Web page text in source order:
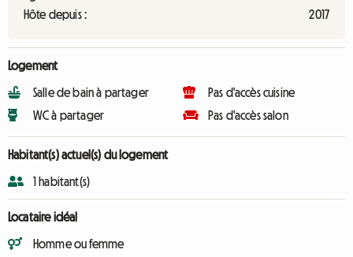
Hôte depuis :
2017
Logement
Salle de bain à partager
WC à partager
Pas d'accès cuisine
Pas d'accès salon
Habitant(s) actuel(s) du logement
1 habitant(s)
Locataire idéal
Homme ou femme